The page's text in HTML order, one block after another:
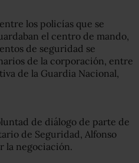
los policías que se
el centro de mando,
de seguridad se
de la corporación, entre
de la Guardia Nacional,
de diálogo de parte de
de Seguridad, Alfonso
la negociación.